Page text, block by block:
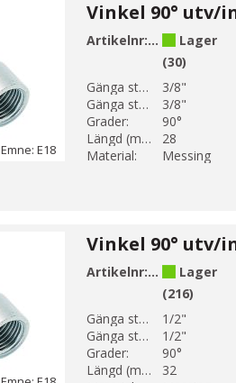
Emne: E18
Artikelnr:E18-3Lager
(30)
Gänga storlek 1:
3/8"
Gänga storlek 2:
3/8"
Grader:
90°
Längd (mm):
28
Material:
Messing
Artikelnr:E18-4Lager
(216)
Gänga storlek 1:
1/2"
Gänga storlek 2:
1/2"
Grader:
90°
Längd (mm):
32